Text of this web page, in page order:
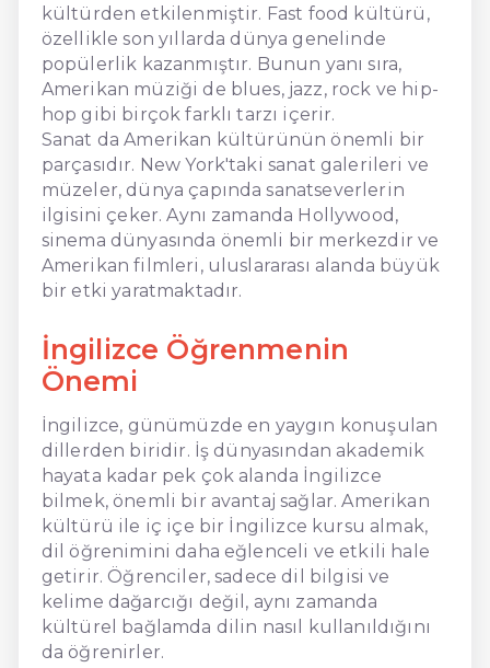
kültürden etkilenmiştir. Fast food kültürü,
özellikle son yıllarda dünya genelinde
popülerlik kazanmıştır. Bunun yanı sıra,
Amerikan müziği de blues, jazz, rock ve hip-
hop gibi birçok farklı tarzı içerir.
Sanat da Amerikan kültürünün önemli bir
parçasıdır. New York'taki sanat galerileri ve
müzeler, dünya çapında sanatseverlerin
ilgisini çeker. Aynı zamanda Hollywood,
sinema dünyasında önemli bir merkezdir ve
Amerikan filmleri, uluslararası alanda büyük
bir etki yaratmaktadır.
İngilizce Öğrenmenin
Önemi
İngilizce, günümüzde en yaygın konuşulan
dillerden biridir. İş dünyasından akademik
hayata kadar pek çok alanda İngilizce
bilmek, önemli bir avantaj sağlar. Amerikan
kültürü ile iç içe bir İngilizce kursu almak,
dil öğrenimini daha eğlenceli ve etkili hale
getirir. Öğrenciler, sadece dil bilgisi ve
kelime dağarcığı değil, aynı zamanda
kültürel bağlamda dilin nasıl kullanıldığını
da öğrenirler.